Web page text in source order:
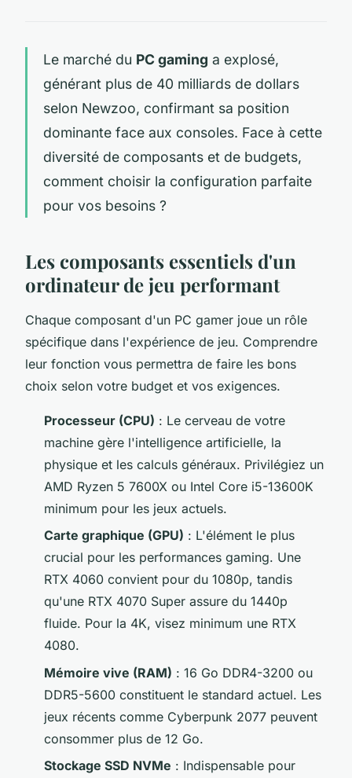
Le marché du PC gaming a explosé,
générant plus de 40 milliards de dollars
selon Newzoo, confirmant sa position
dominante face aux consoles. Face à cette
diversité de composants et de budgets,
comment choisir la configuration parfaite
pour vos besoins ?
Les composants essentiels d'un
ordinateur de jeu performant
Chaque composant d'un PC gamer joue un rôle
spécifique dans l'expérience de jeu. Comprendre
leur fonction vous permettra de faire les bons
choix selon votre budget et vos exigences.
Processeur (CPU) : Le cerveau de votre
machine gère l'intelligence artificielle, la
physique et les calculs généraux. Privilégiez un
AMD Ryzen 5 7600X ou Intel Core i5-13600K
minimum pour les jeux actuels.
Carte graphique (GPU) : L'élément le plus
crucial pour les performances gaming. Une
RTX 4060 convient pour du 1080p, tandis
qu'une RTX 4070 Super assure du 1440p
fluide. Pour la 4K, visez minimum une RTX
4080.
Mémoire vive (RAM) : 16 Go DDR4-3200 ou
DDR5-5600 constituent le standard actuel. Les
jeux récents comme Cyberpunk 2077 peuvent
consommer plus de 12 Go.
Stockage SSD NVMe : Indispensable pour